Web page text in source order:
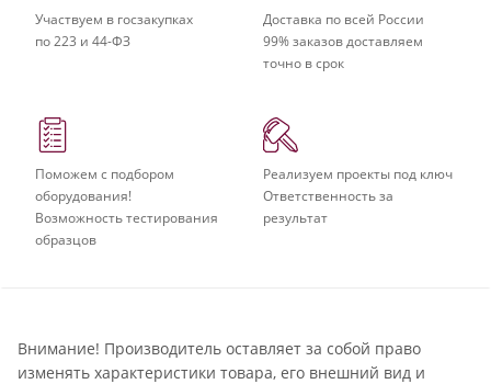
Участвуем в госзакупках
по 223 и 44-ФЗ
Доставка по всей России
99% заказов доставляем
точно в срок
Поможем с подбором
оборудования!
Возможность тестирования
образцов
Реализуем проекты под ключ
Ответственность за
результат
Внимание! Производитель оставляет за собой право
изменять характеристики товара, его внешний вид и